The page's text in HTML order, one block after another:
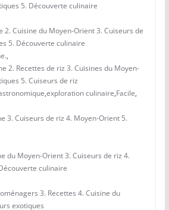
5. Découverte culinaire
2. Cuisine du Moyen-Orient 3. Cuiseurs de
5. Découverte culinaire
,
2. Recettes de riz 3. Cuisines du Moyen-
5. Cuiseurs de riz
,exploration culinaire,Facile,
3. Cuiseurs de riz 4. Moyen-Orient 5.
du Moyen-Orient 3. Cuiseurs de riz 4.
culinaire
3. Recettes 4. Cuisine du
exotiques